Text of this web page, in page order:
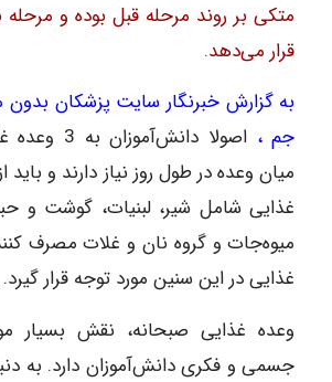
متکی بر روند مرحله قبل بوده و مرحله
قرار می‌دهد.
به گزارش خبرنگار سایت پزشکان بدون
جم ،
میان‌ وعده در طول روز نیاز دارند و
غذایی شامل شیر، لبنیات، گوشت و
میوه‌جات و گروه نان و غلات مصرف
غذایی در این سنین مورد توجه قرار گیرد.
وعده غذایی صبحانه، نقش بسیار
جسمی و فکری دانش‌آموزان دارد. به